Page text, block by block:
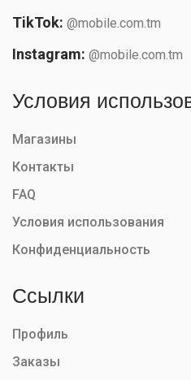
TikTok: @mobile.com.tm
Instagram: @mobile.com.tm
Условия
Магазины
Контакты
FAQ
Условия использования
Конфиденциальность
Ссылки
Профиль
Заказы